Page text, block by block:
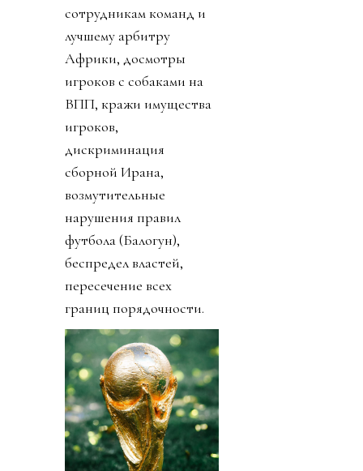
сотрудникам команд и
лучшему арбитру
Африки, досмотры
игроков с собаками на
ВПП, кражи имущества
игроков,
дискриминация
сборной Ирана,
возмутительные
нарушения правил
футбола (Балогун),
беспредел властей,
пересечение всех
границ порядочности.